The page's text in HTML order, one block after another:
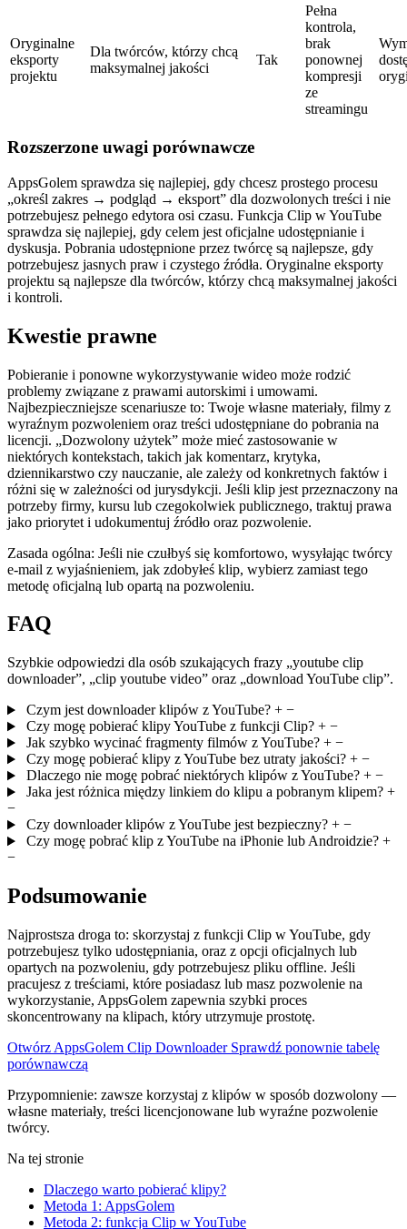
Oryginalne
eksporty
projektu
Dla twórców, którzy chcą
maksymalnej jakości
Tak
Pełna
kontrola,
brak
ponownej
kompresji
ze
streamingu
Rozszerzone uwagi porównawcze
AppsGolem sprawdza się najlepiej, gdy chcesz prostego procesu
„określ zakres → podgląd → eksport” dla dozwolonych treści i nie
potrzebujesz pełnego edytora osi czasu. Funkcja Clip w YouTube
sprawdza się najlepiej, gdy celem jest oficjalne udostępnianie i
dyskusja. Pobrania udostępnione przez twórcę są najlepsze, gdy
potrzebujesz jasnych praw i czystego źródła. Oryginalne eksporty
projektu są najlepsze dla twórców, którzy chcą maksymalnej jakości
i kontroli.
Kwestie prawne
Pobieranie i ponowne wykorzystywanie wideo może rodzić
problemy związane z prawami autorskimi i umowami.
Najbezpieczniejsze scenariusze to: Twoje własne materiały, filmy z
wyraźnym pozwoleniem oraz treści udostępniane do pobrania na
licencji. „Dozwolony użytek” może mieć zastosowanie w
niektórych kontekstach, takich jak komentarz, krytyka,
dziennikarstwo czy nauczanie, ale zależy od konkretnych faktów i
różni się w zależności od jurysdykcji. Jeśli klip jest przeznaczony na
potrzeby firmy, kursu lub czegokolwiek publicznego, traktuj prawa
jako priorytet i udokumentuj źródło oraz pozwolenie.
Zasada ogólna: Jeśli nie czułbyś się komfortowo, wysyłając twórcy
e-mail z wyjaśnieniem, jak zdobyłeś klip, wybierz zamiast tego
metodę oficjalną lub opartą na pozwoleniu.
FAQ
Szybkie odpowiedzi dla osób szukających frazy „youtube clip
downloader”, „clip youtube video” oraz „download YouTube clip”.
Czym jest downloader klipów z YouTube? + −
Czy mogę pobierać klipy YouTube z funkcji Clip? + −
Jak szybko wycinać fragmenty filmów z YouTube? + −
Czy mogę pobierać klipy z YouTube bez utraty jakości? + −
Dlaczego nie mogę pobrać niektórych klipów z YouTube? + −
Jaka jest różnica między linkiem do klipu a pobranym klipem? +
−
Czy downloader klipów z YouTube jest bezpieczny? + −
Czy mogę pobrać klip z YouTube na iPhonie lub Androidzie? +
−
Podsumowanie
Najprostsza droga to: skorzystaj z funkcji Clip w YouTube, gdy
potrzebujesz tylko udostępniania, oraz z opcji oficjalnych lub
opartych na pozwoleniu, gdy potrzebujesz pliku offline. Jeśli
pracujesz z treściami, które posiadasz lub masz pozwolenie na
wykorzystanie, AppsGolem zapewnia szybki proces
skoncentrowany na klipach, który utrzymuje prostotę.
Otwórz AppsGolem Clip Downloader Sprawdź ponownie tabelę
porównawczą
Przypomnienie: zawsze korzystaj z klipów w sposób dozwolony —
własne materiały, treści licencjonowane lub wyraźne pozwolenie
twórcy.
Na tej stronie
Dlaczego warto pobierać klipy?
Metoda 1: AppsGolem
Metoda 2: funkcja Clip w YouTube